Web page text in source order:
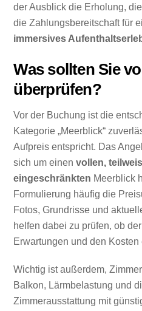
der Ausblick die Erholung,
die Zahlungsbereitschaft für
immersives
Was sollten Sie
überprüfen?
Vor der Buchung ist die
Kategorie „Meerblick“
Aufpreis entspricht. Das
sich um einenvollen,
eingeschränkten Meerblick
Formulierung häufig die
Fotos, Grundrisse und
helfen dabei zu prüfen, ob
Erwartungen und den Kosten
Wichtig ist außerdem,
Balkon, Lärmbelastung und
Zimmerausstattung mit